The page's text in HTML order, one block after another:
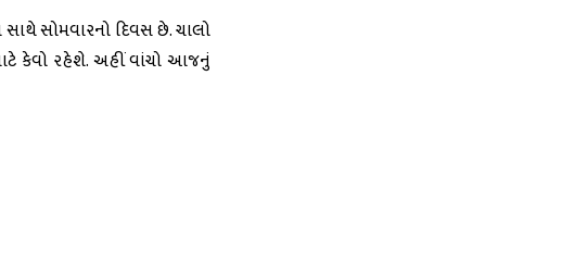
સોમવારનો દિવસ છે. ચાલો
કેવો રહેશે. અહીં વાંચો આજનું